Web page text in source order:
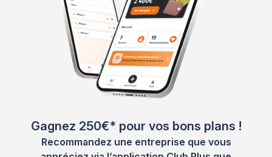
Gagnez 250€* pour vos bons plans !
Recommandez une entreprise que vous